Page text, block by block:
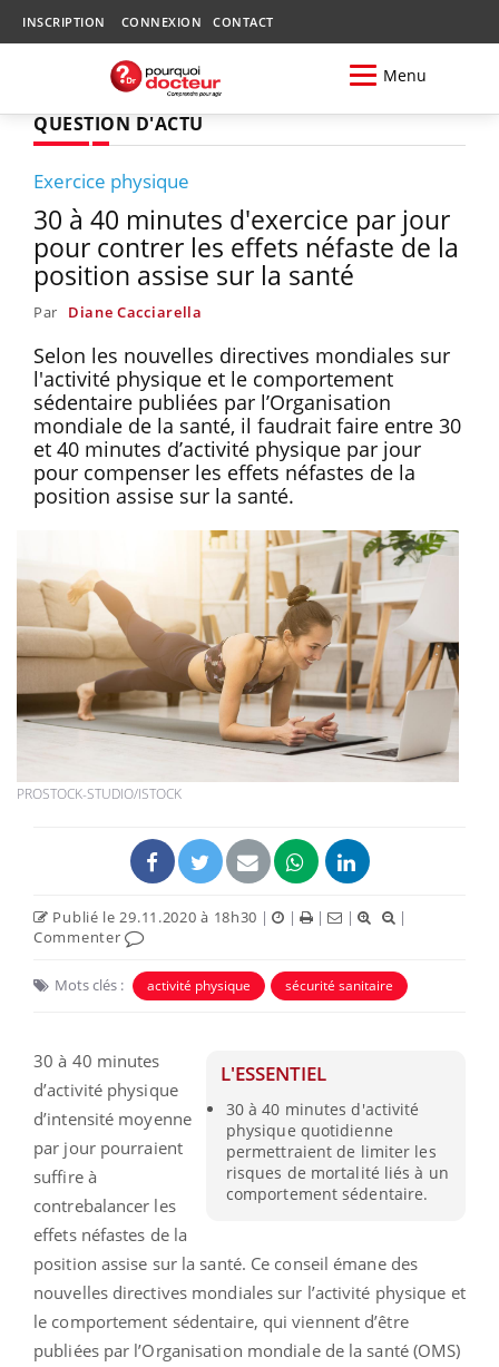
INSCRIPTION CONNEXION CONTACT
Menu
QUESTION D'ACTU
Exercice physique
30 à 40 minutes d'exercice par jour
pour contrer les effets néfaste de la
position assise sur la santé
Par Diane Cacciarella
Selon les nouvelles directives mondiales sur
l'activité physique et le comportement
sédentaire publiées par l’Organisation
mondiale de la santé, il faudrait faire entre 30
et 40 minutes d’activité physique par jour
pour compenser les effets néfastes de la
position assise sur la santé.
PROSTOCK-STUDIO/ISTOCK
Publié le 29.11.2020 à 18h30 | | | |
|
Commenter
Mots clés : activité physique sécurité sanitaire
L'ESSENTIEL
30 à 40 minutes d'activité
physique quotidienne
permettraient de limiter les
risques de mortalité liés à un
comportement sédentaire.
30 à 40 minutes
d’activité physique
d’intensité moyenne
par jour pourraient
suffire à
contrebalancer les
effets néfastes de la
position assise sur la santé. Ce conseil émane des
nouvelles directives mondiales sur l’activité physique et
le comportement sédentaire, qui viennent d’être
publiées par l’Organisation mondiale de la santé (OMS)